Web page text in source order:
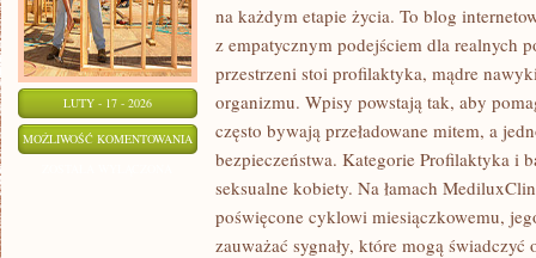
LUTY - 17 - 2026
MOŻLIWOŚĆ KOMENTOWANIA CYKL
MIESIĄCZKOWY
ZABURZENIA
na każdym etapie życia. To blog
z empatycznym podejściem dla realnych
przestrzeni stoi profilaktyka, mądre
organizmu. Wpisy powstają tak, aby
często bywają przeładowane mitem, a
bezpieczeństwa. Kategorie Profilaktyka i
seksualne kobiety. Na łamach
poświęcone cyklowi miesiączkowemu,
zauważać sygnały, które mogą